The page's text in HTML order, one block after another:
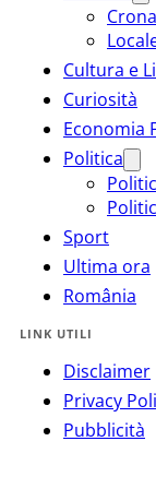
Cultura e
Curiosità
Economia
Politica
Sport
Ultima ora
România
LINK UTILI
Disclaimer
Privacy
Pubblicità